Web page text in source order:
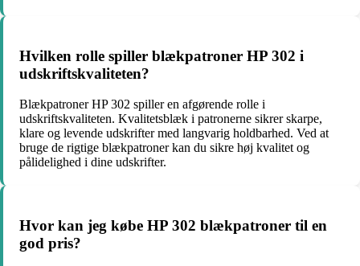
Hvilken rolle spiller blækpatroner HP 302 i
udskriftskvaliteten?
Blækpatroner HP 302 spiller en afgørende rolle i
udskriftskvaliteten. Kvalitetsblæk i patronerne sikrer skarpe,
klare og levende udskrifter med langvarig holdbarhed. Ved at
bruge de rigtige blækpatroner kan du sikre høj kvalitet og
pålidelighed i dine udskrifter.
Hvor kan jeg købe HP 302 blækpatroner til en
god pris?